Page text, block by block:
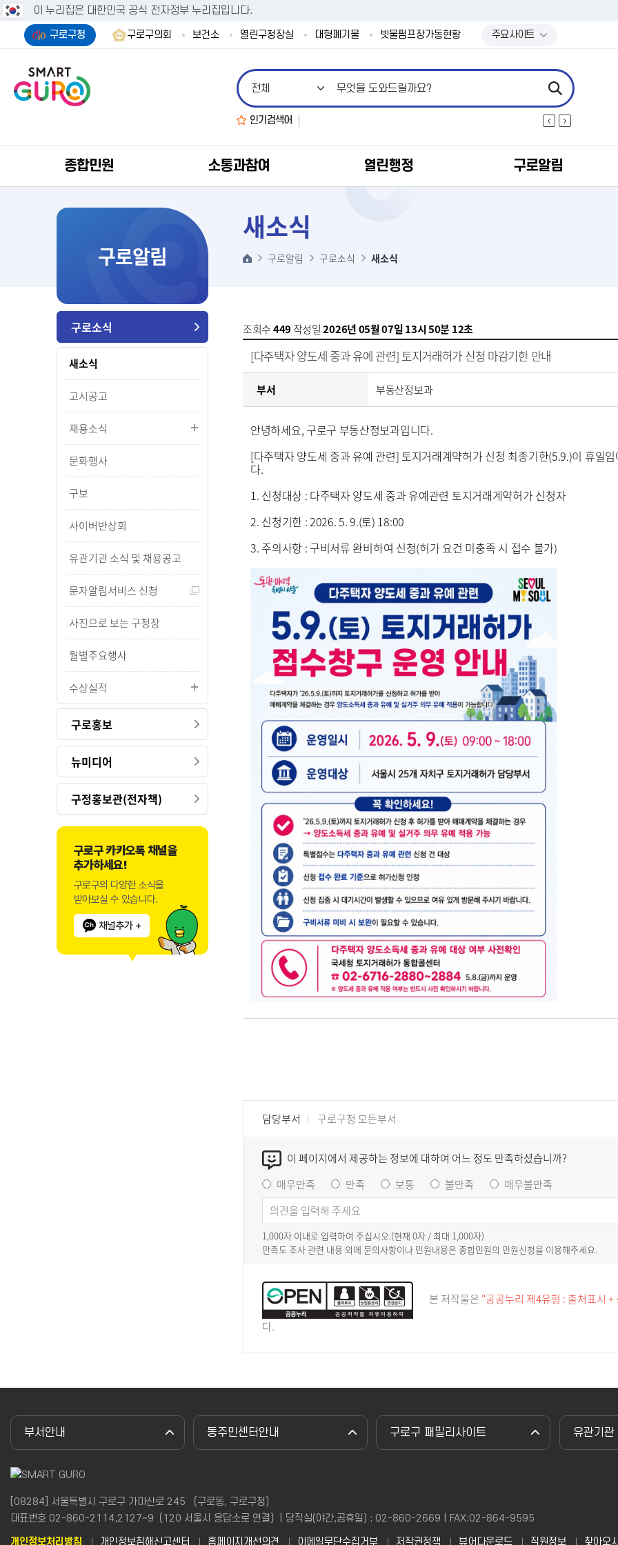
이 누리집은 대한민국 공식 전자정부 누리집입니다.
구로구청 구로구의회 보건소 열린구청장실 대형폐기물 빗물펌프장가동현황 주요사이트
인기검색어
종합민원 소통과참여 열린행정 구로알림
구로알림
구로소식
새소식
고시공고
채용소식
문화행사
구보
사이버반상회
유관기관 소식 및 채용공고
문자알림서비스 신청
사진으로 보는 구청장
월별주요행사
수상실적
구로홍보
뉴미디어
구정홍보관(전자책)
구로구 카카오톡 채널을
추가하세요!
구로구의 다양한 소식을
받아보실 수 있습니다.
채널추가 +
새소식
구로알림 구로소식 새소식
조회수449 작성일2026년 05월 07일 13시 50분 12초
[다주택자 양도세 중과 유예 관련] 토지거래허가 신청 마감기한 안내
부서 부동산정보과
안녕하세요, 구로구 부동산정보과입니다.
[다주택자 양도세 중과 유예 관련] 토지거래계약허가 신청 최종기한(5.9.)이 휴일
다.
1. 신청대상 : 다주택자 양도세 중과 유예관련 토지거래계약허가 신청자
2. 신청기한 : 2026. 5. 9.(토) 18:00
3. 주의사항 : 구비서류 완비하여 신청(허가 요건 미충족 시 접수 불가)
담당부서 구로구청 모든부서
이 페이지에서 제공하는 정보에 대하여 어느 정도 만족하셨습니까?
매우만족
만족 보통 불만족 매우불만족
1,000자 이내로 입력하여 주십시오.(현재0자 / 최대 1,000자)
만족도 조사 관련 내용 외에 문의사항이나 민원내용은 종합민원의 민원신청을 이용해주세요.
본 저작물은 "공공누리 제4유형 : 출처표시
다.
부서안내 동주민센터안내 구로구 패밀리사이트 유관기관
[08284] 서울특별시 구로구 가마산로 245 （구로동, 구로구청）
대표번호 02-860-2114,2127~9（120 서울시 응답소로 연결）| 당직실(야간,공휴일) : 02-860-2669 | FAX:02-864-9595
개인정보처리방침
개인정보침해신고센터 홈페이지개선의견 이메일무단수집거부 저작권정책 뷰어다운로드 직원정보 찾아오